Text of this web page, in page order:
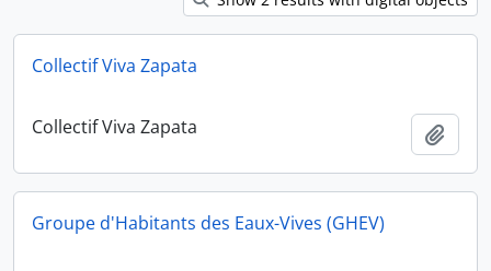
Collectif Viva Zapata
Collectif Viva Zapata
Groupe d'Habitants des Eaux-Vives (GHEV)